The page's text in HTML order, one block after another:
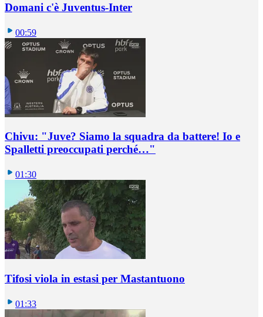
Domani c'è Juventus-Inter
00:59
Chivu: "Juve? Siamo la squadra da battere! Io e
Spalletti preoccupati perché…"
01:30
Tifosi viola in estasi per Mastantuono
01:33